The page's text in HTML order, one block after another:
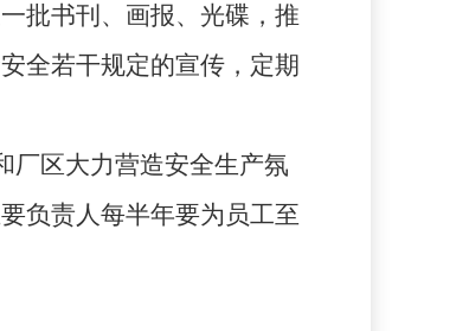
批书刊、画报、光碟，推
全若干规定的宣传，定期
厂区大力营造安全生产氛
负责人每半年要为员工至